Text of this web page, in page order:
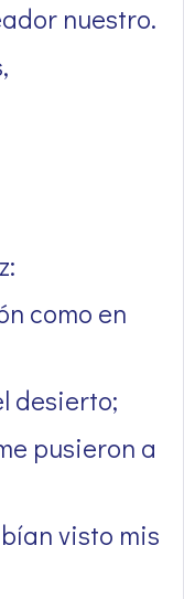
nuestro.
como en
desierto;
pusieron a
visto mis